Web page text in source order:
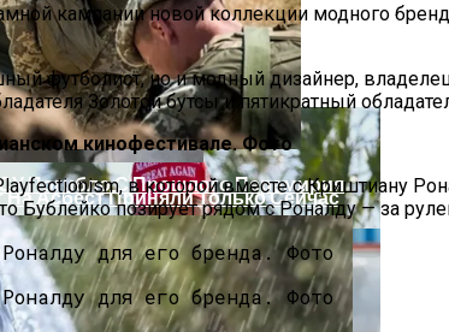
Украинцы За Рубежом: Советы Для
Асбест Приняли Только Сейчас
Погибло С Прошлого Перемирия
кампании новой коллекции модного
футболист, но и модный дизайнер,
Золотой бутсы и пятикратный
кинофестивале. Фото
в которой вместе с Криштиану
Бублейко позирует рядом с Роналду — за